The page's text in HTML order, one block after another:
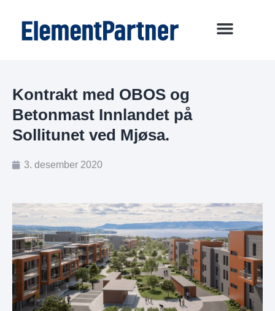
Kontrakt med OBOS og
Betonmast Innlandet på
Sollitunet ved Mjøsa.
3. desember 2020